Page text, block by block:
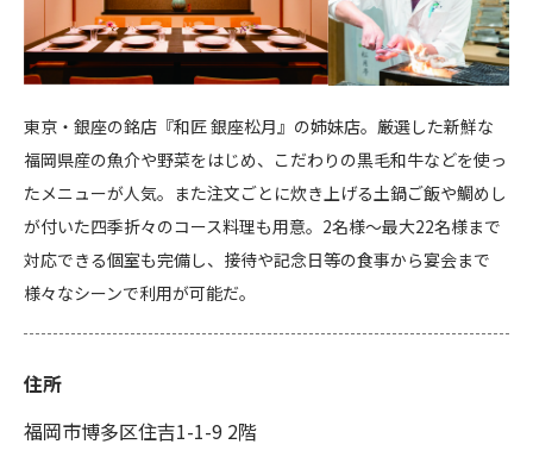
東京・銀座の銘店『和匠 銀座松月』の姉妹店。厳選した新鮮な
福岡県産の魚介や野菜をはじめ、こだわりの黒毛和牛などを使っ
たメニューが人気。また注文ごとに炊き上げる土鍋ご飯や鯛めし
が付いた四季折々のコース料理も用意。2名様～最大22名様まで
対応できる個室も完備し、接待や記念日等の食事から宴会まで
様々なシーンで利用が可能だ。
住所
福岡市博多区住吉1-1-9 2階